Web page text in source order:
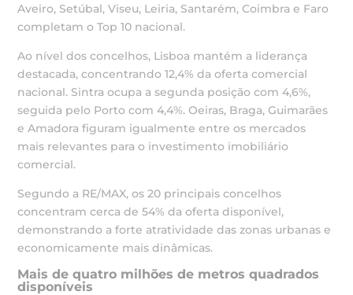
Aveiro, Setúbal, Viseu, Leiria, Santarém, Coimbra e Faro
completam o Top 10 nacional.
Ao nível dos concelhos, Lisboa mantém a liderança
destacada, concentrando 12,4% da oferta comercial
nacional. Sintra ocupa a segunda posição com 4,6%,
seguida pelo Porto com 4,4%. Oeiras, Braga, Guimarães
e Amadora figuram igualmente entre os mercados
mais relevantes para o investimento imobiliário
comercial.
Segundo a RE/MAX, os 20 principais concelhos
concentram cerca de 54% da oferta disponível,
demonstrando a forte atratividade das zonas urbanas e
economicamente mais dinâmicas.
Mais de quatro milhões de metros quadrados
disponíveis